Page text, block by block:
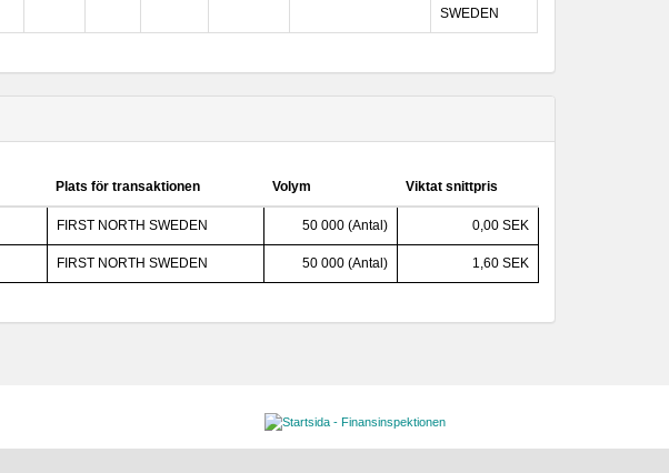
SWEDEN
Plats för transaktionen Volym Viktat snittpris
FIRST NORTH SWEDEN 50 000 (Antal) 0,00 SEK
FIRST NORTH SWEDEN 50 000 (Antal) 1,60 SEK